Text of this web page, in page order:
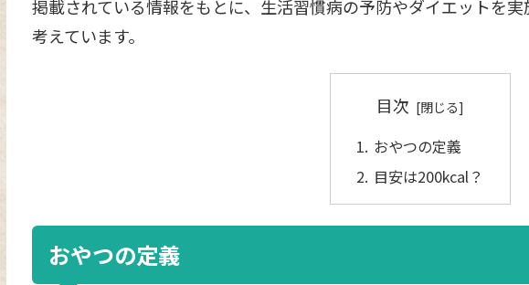
掲載されている情報をもとに、生活習慣病の予防やダイエットを
考えています。
目次
おやつの定義
目安は200kcal？
おやつの定義